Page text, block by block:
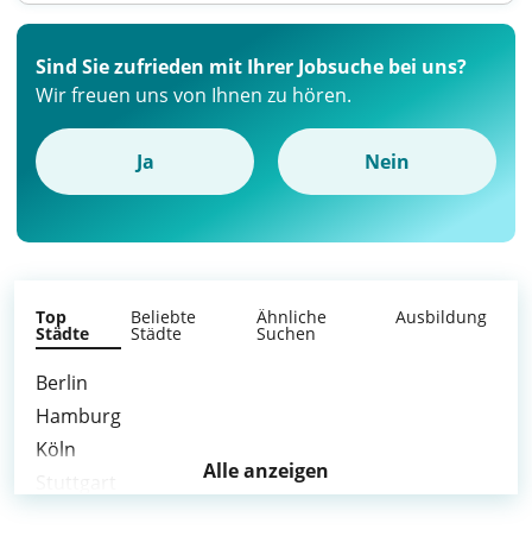
Sind Sie zufrieden mit Ihrer Jobsuche bei uns?
Wir freuen uns von Ihnen zu hören.
Ja Nein
Top
Städte
Beliebte
Städte
Ähnliche
Suchen
Ausbildung
Berlin
Hamburg
Köln
Alle anzeigen